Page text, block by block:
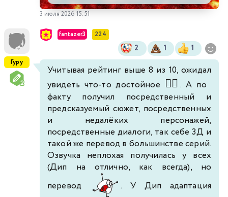
3 июля 2026 15:51
Гуру
fantazer3 224
2 1 1
Учитывая рейтинг выше 8 из 10, ожидал
увидеть что-то достойное 🤦‍♂️ . А по
факту получил посредственный и
предсказуемый сюжет, посредственных
и недалёких персонажей,
посредственные диалоги, так себе 3Д и
такой же перевод в большинстве серий.
Озвучка неплохая получилась у всех
(Дип на отлично, как всегда), но
перевод
. У Дип адаптация